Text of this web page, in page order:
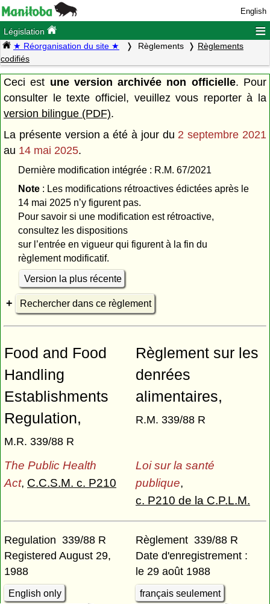
English
Législation ≡
★ Réorganisation du site ★ Règlements
Règlements
codifiés
Ceci est une version archivée non officielle. Pour
consulter le texte officiel, veuillez vous reporter à la
version bilingue (PDF).
La présente version a été à jour du 2 septembre 2021
au 14 mai 2025.
Dernière modification intégrée : R.M. 67/2021
Note: Les modifications rétroactives édictées après le
14 mai 2025 n’y figurent pas.
Pour savoir si une modification est rétroactive,
consultez les dispositions
sur l’entrée en vigueur qui figurent à la fin du
règlement modificatif.
Version la plus récente
Rechercher dans ce règlement
Food and Food
Handling
Establishments
Regulation,
M.R. 339/88 R
Règlement sur les
denrées
alimentaires,
R.M. 339/88 R
The Public Health
Act, C.C.S.M. c. P210
Loi sur la santé
publique,
c. P210 de la C.P.L.M.
Regulation 339/88 R
Registered August 29,
1988
English only
Règlement 339/88 R
Date d'enregistrement :
le 29 août 1988
français seulement